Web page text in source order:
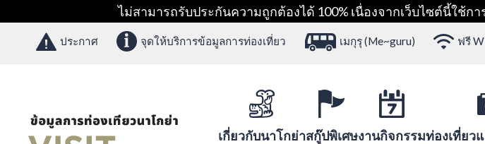
ไม่สามารถรับประกันความถูกต้องได้ 100% เนื่องจากเว็บไซต์นี้ใช้
ประกาศ จุดให้บริการข้อมูลการท่องเที่ยว เมกุรุ (Me~guru) ฟรี
เกี่ยวกับนาโกย่าสกู๊ปพิเศษงานกิจกรรมท่องเที่ยว